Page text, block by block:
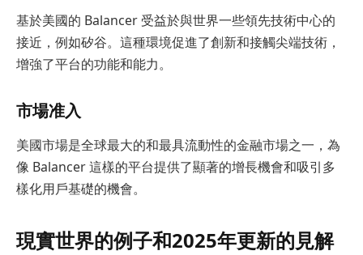
基於美國的 Balancer 受益於與世界一些領先技術中心的
接近，例如矽谷。這種環境促進了創新和接觸尖端技術，
增強了平台的功能和能力。
市場准入
美國市場是全球最大的和最具流動性的金融市場之一，為
像 Balancer 這樣的平台提供了顯著的增長機會和吸引多
樣化用戶基礎的機會。
現實世界的例子和2025年更新的見解